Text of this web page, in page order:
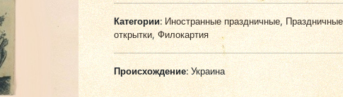
Категории: Иностранные праздничные,Праздничные
открытки, Филокартия
Происхождение:Украина